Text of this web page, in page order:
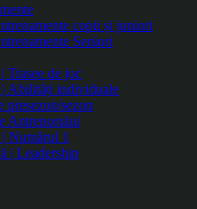
copii și juniori
Seniori
Trasee de joc
| Abilități individuale
presezon/sezon
Antrenorului
Numărul 1
| Leadership